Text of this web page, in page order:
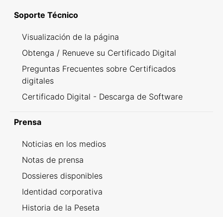
Soporte Técnico
Visualización de la página
Obtenga / Renueve su Certificado Digital
Preguntas Frecuentes sobre Certificados
digitales
Certificado Digital - Descarga de Software
Prensa
Noticias en los medios
Notas de prensa
Dossieres disponibles
Identidad corporativa
Historia de la Peseta